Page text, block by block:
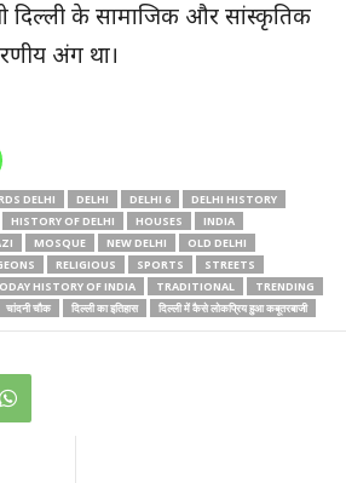
दिल्ली के सामाजिक और सांस्कृतिक
अंग था।
DELHI DELHI DELHI 6
DELHI HISTORY
HISTORY OF DELHI HOUSES
INDIA
MOSQUE NEW DELHI
OLD DELHI
RELIGIOUS SPORTS
STREETS
HISTORY OF INDIA TRADITIONAL
TRENDING
चांदनी चौक दिल्ली का इतिहास दिल्ली में कैसे लोकप्रिय हुआ कबूतरबाजी